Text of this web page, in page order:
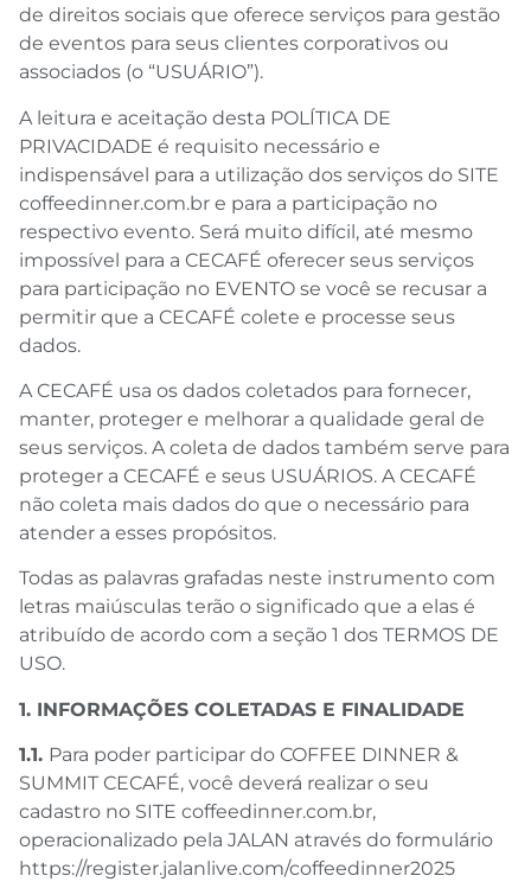
de direitos sociais que oferece serviços para gestão
de eventos para seus clientes corporativos ou
associados (o “USUÁRIO”).
A leitura e aceitação desta POLÍTICA DE
PRIVACIDADE é requisito necessário e
indispensável para a utilização dos serviços do SITE
coffeedinner.com.br e para a participação no
respectivo evento. Será muito difícil, até mesmo
impossível para a CECAFÉ oferecer seus serviços
para participação no EVENTO se você se recusar a
permitir que a CECAFÉ colete e processe seus
dados.
A CECAFÉ usa os dados coletados para fornecer,
manter, proteger e melhorar a qualidade geral de
seus serviços. A coleta de dados também serve para
proteger a CECAFÉ e seus USUÁRIOS. A CECAFÉ
não coleta mais dados do que o necessário para
atender a esses propósitos.
Todas as palavras grafadas neste instrumento com
letras maiúsculas terão o significado que a elas é
atribuído de acordo com a seção 1 dos TERMOS DE
USO.
1. INFORMAÇÕES COLETADAS E FINALIDADE
1.1. Para poder participar do COFFEE DINNER &
SUMMIT CECAFÉ, você deverá realizar o seu
cadastro no SITE coffeedinner.com.br,
operacionalizado pela JALAN através do formulário
https://register.jalanlive.com/coffeedinner2025